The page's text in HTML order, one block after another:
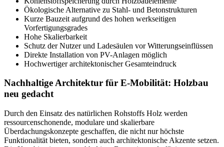
Ökologische Alternative zu Stahl- und Betonstrukturen
Kurze Bauzeit aufgrund des hohen werkseitigen
Vorfertigungsgrades
Hohe Skalierbarkeit
Schutz der Nutzer und Ladesäulen vor Witterungseinflüssen
Direkte Installation von PV-Anlagen möglich
Hochwertiger architektonischer Gesamteindruck
Nachhaltige Architektur für E-Mobilität: Holzbau
neu gedacht
Durch den Einsatz des natürlichen Rohstoffs Holz werden
ressourcenschonende, modulare und skalierbare
Überdachungskonzepte geschaffen, die nicht nur höchste
Funktionalität bieten, sondern auch architektonische Akzente setzen.